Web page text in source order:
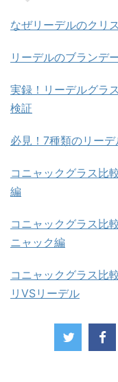
なぜリーデルのクリ
リーデルのブランデ
実録！リーデルグラ
検証
必見！7種類のリー
コニャックグラス比
編
コニャックグラス比
ニャック編
コニャックグラス比
リVSリーデル